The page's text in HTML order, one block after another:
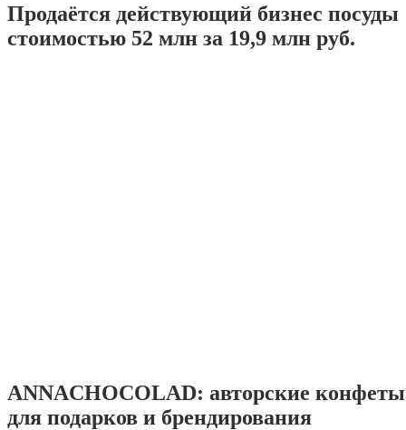
Продаётся действующий бизнес посуды
стоимостью 52 млн за 19,9 млн руб.
ANNACHOCOLAD: авторские
для подарков и брендирования